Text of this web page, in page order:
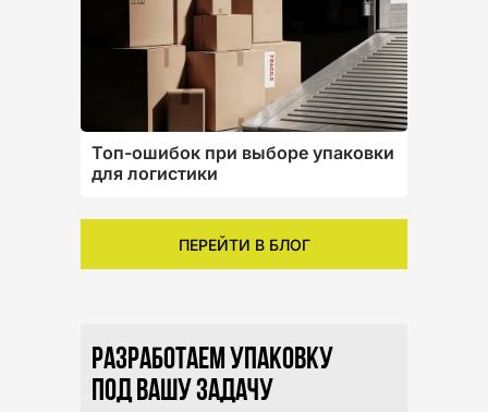
Топ-ошибок при выборе упаковки
для логистики
ПЕРЕЙТИ В БЛОГ
Разработаем упаковку
под вашу задачу